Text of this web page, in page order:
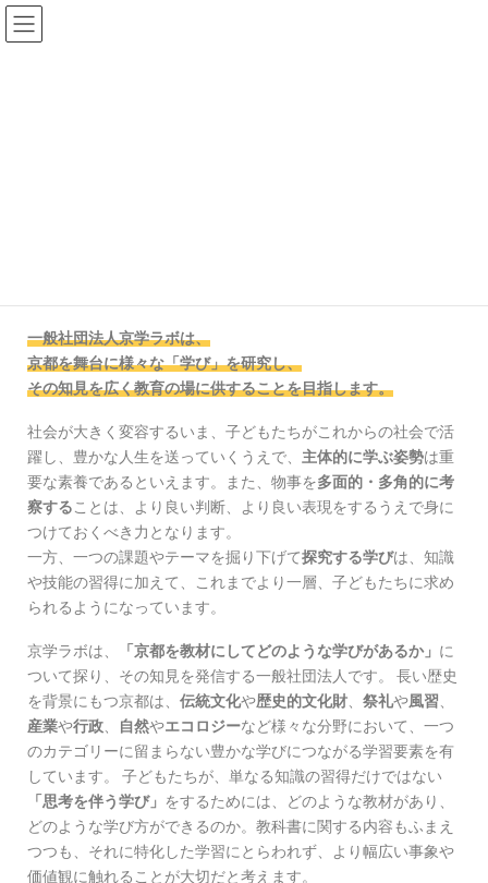
一般社団法人京学ラボは、
京都を舞台に様々な「学び」を研究し、
その知見を広く教育の場に供することを目指します。
社会が大きく変容するいま、子どもたちがこれからの社会で活
躍し、豊かな人生を送っていくうえで、 主体的に学ぶ姿勢は重
要な素養であるといえます。また、物事を多面的・多角的に考
察することは、より良い判断、より良い表現をするうえで身に
つけておくべき力となります。
一方、一つの課題やテーマを掘り下げて探究する学びは、知識
や技能の習得に加えて、これまでより一層、子どもたちに求め
られるようになっています。
京学ラボは、 「京都を教材にしてどのような学びがあるか」 に
ついて探り、その知見を発信する一般社団法人です。 長い歴史
を背景にもつ京都は、 伝統文化や歴史的文化財 祭礼や風習
産業や行政 自然やエコロジーなど様々な分野において、一つ
のカテゴリーに留まらない豊かな学びにつながる学習要素を有
しています。 子どもたちが、単なる知識の習得だけではない
「思考を伴う学び」 をするためには、どのような教材があり、
どのような学び方ができるのか。教科書に関する内容もふまえ
つつも、それに特化した学習にとらわれず、より幅広い事象や
価値観に触れることが大切だと考えます。